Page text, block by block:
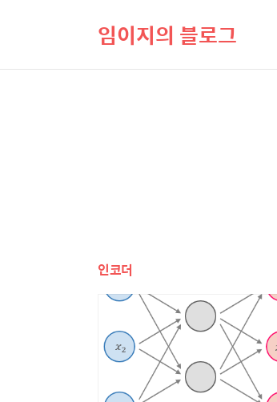
임이지의 블로그
인코더